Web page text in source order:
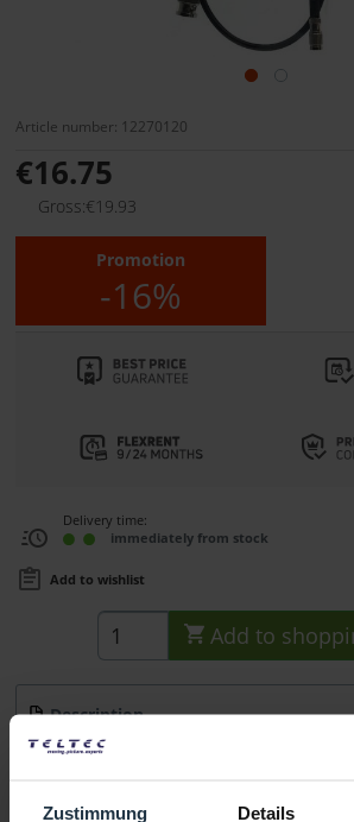
Zustimmung Details
Article number: 12270120
€16.75
Gross:€19.93
Promotion
-16%
Delivery time:
immediately from stock
Add to wishlist
Add to
Description
Das 6G-SDI Adapterkabel DIN BNC zu